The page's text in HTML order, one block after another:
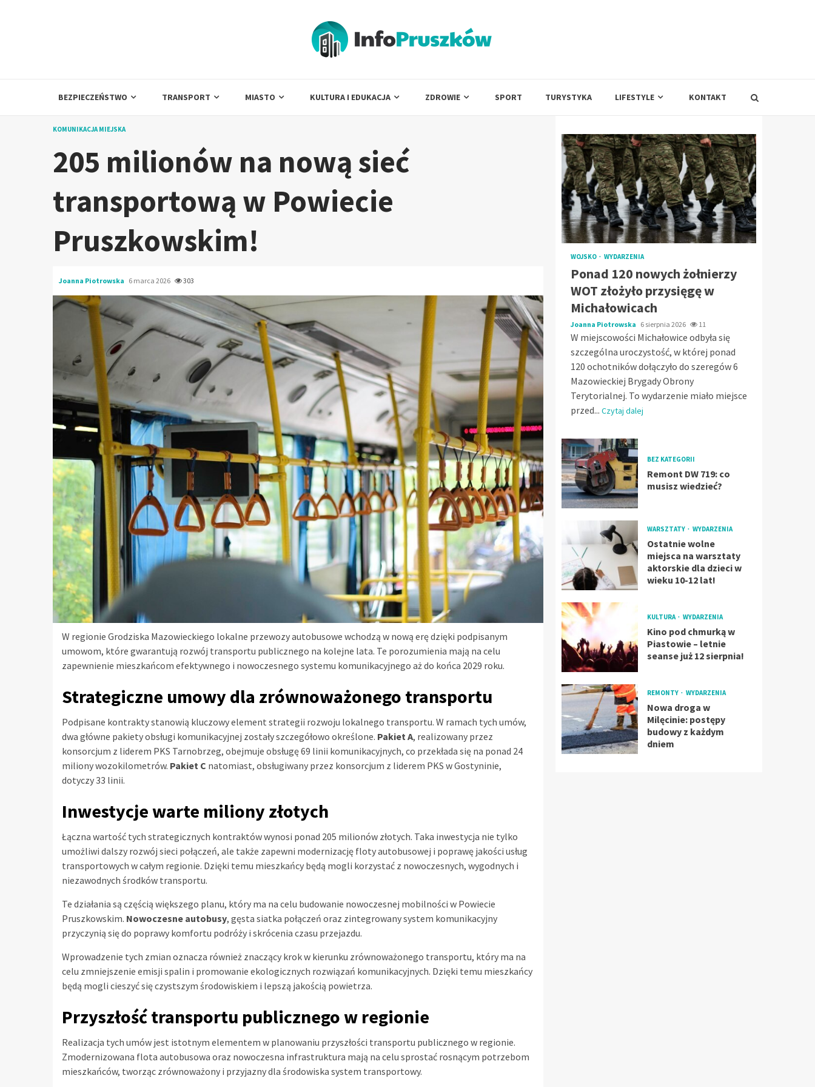
BEZPIECZEŃSTWO TRANSPORT MIASTO KULTURA I EDUKACJA ZDROWIE SPORT TURYSTYKA LIFESTYLE KONTAKT
KOMUNIKACJA MIEJSKA
205 milionów na nową sieć
transportową w Powiecie
Pruszkowskim!
Joanna Piotrowska 6 marca 2026 303
W regionie Grodziska Mazowieckiego lokalne przewozy autobusowe wchodzą w nową erę dzięki podpisanym
umowom, które gwarantują rozwój transportu publicznego na kolejne lata. Te porozumienia mają na celu
zapewnienie mieszkańcom efektywnego i nowoczesnego systemu komunikacyjnego aż do końca 2029 roku.
Strategiczne umowy dla zrównoważonego transportu
Podpisane kontrakty stanowią kluczowy element strategii rozwoju lokalnego transportu. W ramach tych umów,
dwa główne pakiety obsługi komunikacyjnej zostały szczegółowo określone. Pakiet A, realizowany przez
konsorcjum z liderem PKS Tarnobrzeg, obejmuje obsługę 69 linii komunikacyjnych, co przekłada się na ponad 24
miliony wozokilometrów. Pakiet C natomiast, obsługiwany przez konsorcjum z liderem PKS w Gostyninie,
dotyczy 33 linii.
Inwestycje warte miliony złotych
Łączna wartość tych strategicznych kontraktów wynosi ponad 205 milionów złotych. Taka inwestycja nie tylko
umożliwi dalszy rozwój sieci połączeń, ale także zapewni modernizację floty autobusowej i poprawę jakości usług
transportowych w całym regionie. Dzięki temu mieszkańcy będą mogli korzystać z nowoczesnych, wygodnych i
niezawodnych środków transportu.
Te działania są częścią większego planu, który ma na celu budowanie nowoczesnej mobilności w Powiecie
Pruszkowskim. Nowoczesne autobusy, gęsta siatka połączeń oraz zintegrowany system komunikacyjny
przyczynią się do poprawy komfortu podróży i skrócenia czasu przejazdu.
Wprowadzenie tych zmian oznacza również znaczący krok w kierunku zrównoważonego transportu, który ma na
celu zmniejszenie emisji spalin i promowanie ekologicznych rozwiązań komunikacyjnych. Dzięki temu mieszkańcy
będą mogli cieszyć się czystszym środowiskiem i lepszą jakością powietrza.
Przyszłość transportu publicznego w regionie
Realizacja tych umów jest istotnym elementem w planowaniu przyszłości transportu publicznego w regionie.
Zmodernizowana flota autobusowa oraz nowoczesna infrastruktura mają na celu sprostać rosnącym potrzebom
mieszkańców, tworząc zrównoważony i przyjazny dla środowiska system transportowy.
WOJSKO WYDARZENIA
Ponad 120 nowych żołnierzy
WOT złożyło przysięgę w
Michałowicach
Joanna Piotrowska 6 sierpnia 2026 11
W miejscowości Michałowice odbyła się
szczególna uroczystość, w której ponad
120 ochotników dołączyło do szeregów 6
Mazowieckiej Brygady Obrony
Terytorialnej. To wydarzenie miało miejsce
przed... Czytaj dalej
BEZ KATEGORII
Remont DW 719: co
musisz wiedzieć?
WARSZTATY WYDARZENIA
Ostatnie wolne
miejsca na warsztaty
aktorskie dla dzieci w
wieku 10-12 lat!
KULTURA WYDARZENIA
Kino pod chmurką w
Piastowie – letnie
seanse już 12 sierpnia!
REMONTY WYDARZENIA
Nowa droga w
Milęcinie: postępy
budowy z każdym
dniem